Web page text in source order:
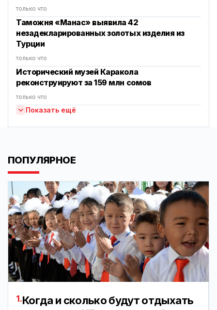
только что
Таможня «Манас» выявила 42
незадекларированных золотых изделия из
Турции
только что
Исторический музей Каракола
реконструируют за 159 млн сомов
только что
Показать ещё
ПОПУЛЯРНОЕ
1.Когда и сколько будут отдыхать